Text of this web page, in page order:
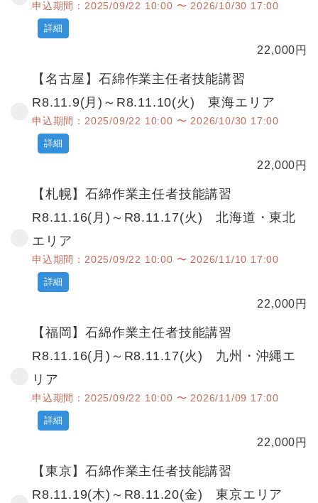
申込期間：2025/09/22 10:00 〜 2026/10/30 17:00
詳細
22,000円
【名古屋】石綿作業主任者技能講習
R8.11.9(月)～R8.11.10(火) 東海エリア
申込期間：2025/09/22 10:00 〜 2026/10/30 17:00
詳細
22,000円
【札幌】石綿作業主任者技能講習
R8.11.16(月)～R8.11.17(火) 北海道・東北
エリア
申込期間：2025/09/22 10:00 〜 2026/11/10 17:00
詳細
22,000円
【福岡】石綿作業主任者技能講習
R8.11.16(月)～R8.11.17(火) 九州・沖縄エ
リア
申込期間：2025/09/22 10:00 〜 2026/11/09 17:00
詳細
22,000円
【東京】石綿作業主任者技能講習
R8.11.19(木)～R8.11.20(金) 東京エリア